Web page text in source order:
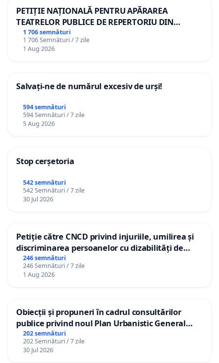
PETIȚIE NAȚIONALĂ PENTRU APĂRAREA
TEATRELOR PUBLICE DE REPERTORIU DIN
ROMÂNIA
1 706 semnături
1 706 Semnături / 7 zile
1 Aug 2026
Salvați-ne de numărul excesiv de urși!
594 semnături
594 Semnături / 7 zile
5 Aug 2026
Stop cerșetoria
542 semnături
542 Semnături / 7 zile
30 Jul 2026
Petiție către CNCD privind injuriile, umilirea și
discriminarea persoanelor cu dizabilități de
către utilizatorul TikTok „Gorici”
246 semnături
246 Semnături / 7 zile
1 Aug 2026
Obiecții și propuneri în cadrul consultărilor
publice privind noul Plan Urbanistic General
(PUG) Ialoveni
202 semnături
202 Semnături / 7 zile
30 Jul 2026